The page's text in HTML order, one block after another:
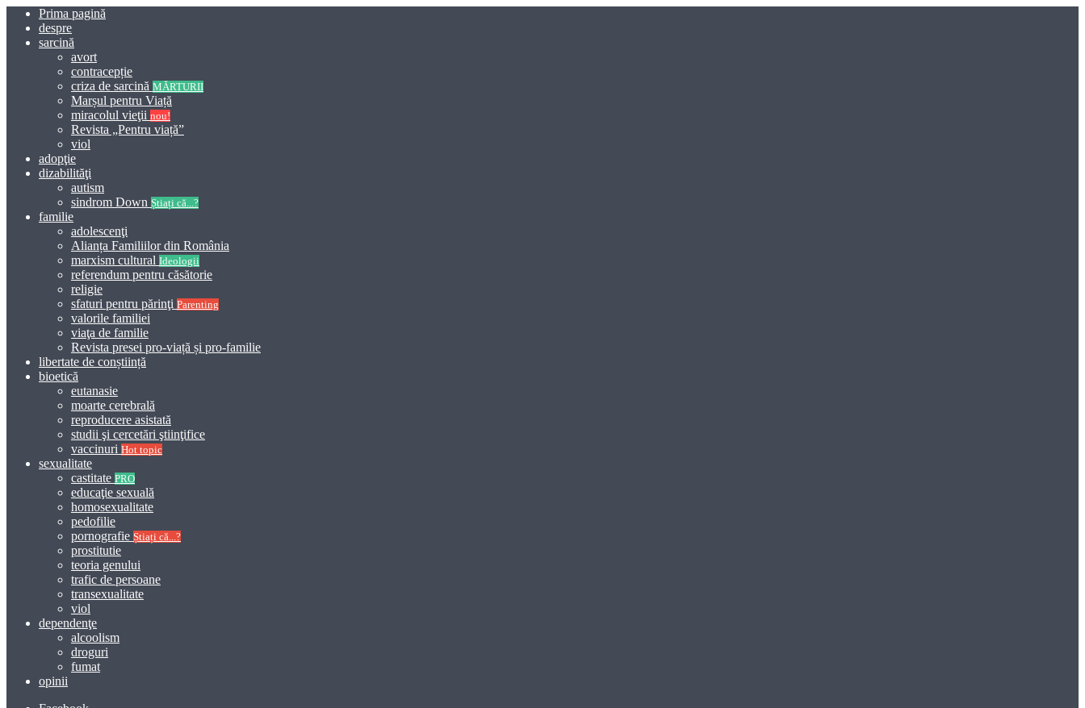
Prima pagină
despre
sarcină
avort
contracepție
criza de sarcină MĂRTURII
Marșul pentru Viață
miracolul vieţii nou!
Revista „Pentru viață”
viol
adopţie
dizabilităţi
autism
sindrom Down Știați că...?
familie
adolescenţi
Alianța Familiilor din România
marxism cultural Ideologii
referendum pentru căsătorie
religie
sfaturi pentru părinţi Parenting
valorile familiei
viaţa de familie
Revista presei pro-viață și pro-familie
libertate de conștiință
bioetică
eutanasie
moarte cerebrală
reproducere asistată
studii şi cercetări ştiinţifice
vaccinuri Hot topic
sexualitate
castitate PRO
educaţie sexuală
homosexualitate
pedofilie
pornografie Știați că...?
prostitutie
teoria genului
trafic de persoane
transexualitate
viol
dependenţe
alcoolism
droguri
fumat
opinii